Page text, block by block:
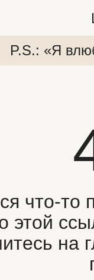
P.S.: «Я
что-то
этой
на